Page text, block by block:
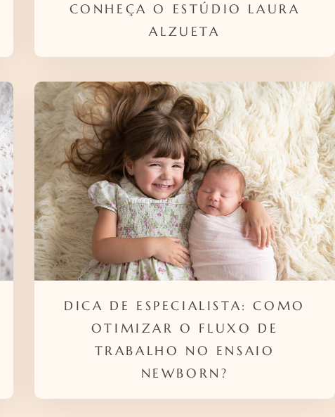
CONHEÇA O ESTÚDIO LAURA
ALZUETA
DICA DE ESPECIALISTA: COMO
OTIMIZAR O FLUXO DE
TRABALHO NO ENSAIO
NEWBORN?